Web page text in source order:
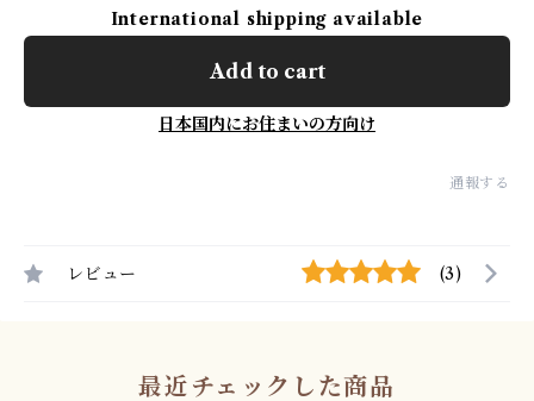
International shipping available
Add to cart
日本国内にお住まいの方向け
通報する
レビュー (3)
最近チェックした商品